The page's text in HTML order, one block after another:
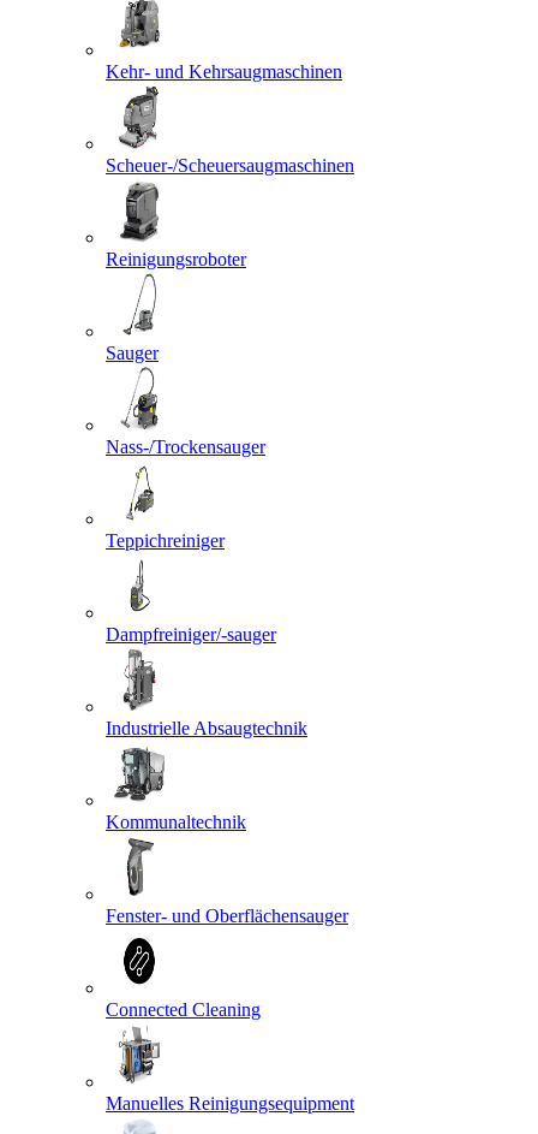
Kehr- und Kehrsaugmaschinen
Scheuer-/Scheuersaugmaschinen
Reinigungsroboter
Sauger
Nass-/Trockensauger
Teppichreiniger
Dampfreiniger/-sauger
Industrielle Absaugtechnik
Kommunaltechnik
Fenster- und Oberflächensauger
Connected Cleaning
Manuelles Reinigungsequipment